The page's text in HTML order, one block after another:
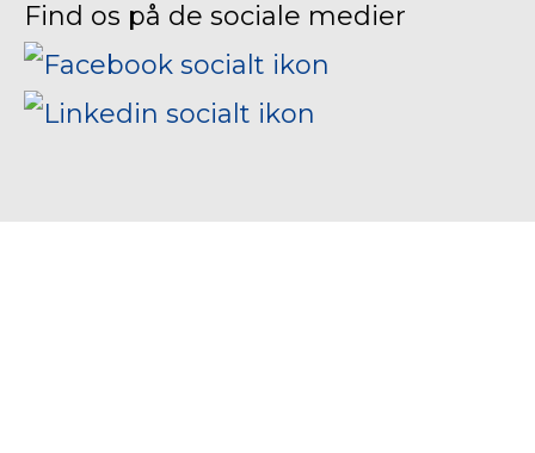
Find os på de sociale medier